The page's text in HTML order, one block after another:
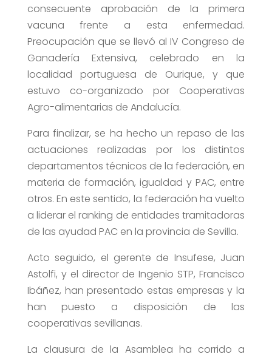
consecuente aprobación de la primera
vacuna frente a esta enfermedad.
Preocupación que se llevó al IV Congreso de
Ganadería Extensiva, celebrado en la
localidad portuguesa de Ourique, y que
estuvo co-organizado por Cooperativas
Agro-alimentarias de Andalucía.
Para finalizar, se ha hecho un repaso de las
actuaciones realizadas por los distintos
departamentos técnicos de la federación, en
materia de formación, igualdad y PAC, entre
otros. En este sentido, la federación ha vuelto
a liderar el ranking de entidades tramitadoras
de las ayudad PAC en la provincia de Sevilla.
Acto seguido, el gerente de Insufese, Juan
Astolfi, y el director de Ingenio STP, Francisco
Ibáñez, han presentado estas empresas y la
han puesto a disposición de las
cooperativas sevillanas.
La clausura de la Asamblea ha corrido a